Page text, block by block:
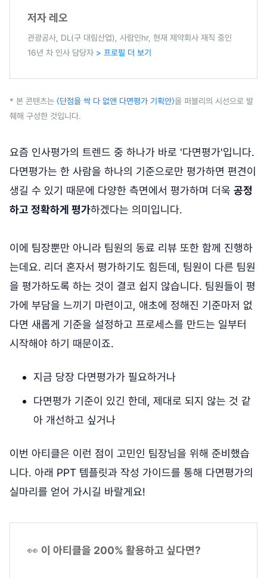
저자 레오
관광공사, DL(구 대림산업), 사람인hr, 현재 제약회사 재직 중인
16년 차 인사 담당자 > 프로필 더 보기
* 본 콘텐츠는 〈단점을 싹 다 없앤 다면평가 기획안〉을 퍼블리의 시선으로 발
췌해 구성한 것입니다.
요즘 인사평가의 트렌드 중 하나가 바로 '다면평가'입니다.
다면평가는 한 사람을 하나의 기준으로만 평가하면 편견이
생길 수 있기 때문에 다양한 측면에서 평가하며 더욱 공정
하고 정확하게 평가하겠다는 의미입니다.
이에 팀장뿐만 아니라 팀원의 동료 리뷰 또한 함께 진행하
는데요. 리더 혼자서 평가하기도 힘든데, 팀원이 다른 팀원
을 평가하도록 하는 것이 결코 쉽지 않습니다. 팀원들이 평
가에 부담을 느끼기 마련이고, 애초에 정해진 기준마저 없
다면 새롭게 기준을 설정하고 프로세스를 만드는 일부터
시작해야 하기 때문이죠.
지금 당장 다면평가가 필요하거나
다면평가 기준이 있긴 한데, 제대로 되지 않는 것 같
아 개선하고 싶거나
이번 아티클은 이런 점이 고민인 팀장님을 위해 준비했습
니다. 아래 PPT 템플릿과 작성 가이드를 통해 다면평가의
실마리를 얻어 가시길 바랄게요!
👀 이 아티클을 200% 활용하고 싶다면?